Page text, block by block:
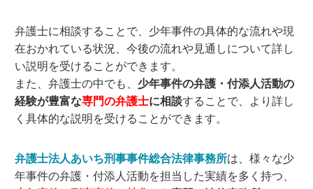
弁護士に相談することで、少年事件の具体的な流れや現
在おかれている状況、今後の流れや見通しについて詳し
い説明を受けることができます。
また、弁護士の中でも、 少年事件の弁護・付添人活動の
経験が豊富な専門の弁護士に相談することで、より詳し
く具体的な説明を受けることができます。
弁護士法人あいち刑事事件総合法律事務所は、様々な少
年事件の弁護・付添人活動を担当した実績を多く持つ、